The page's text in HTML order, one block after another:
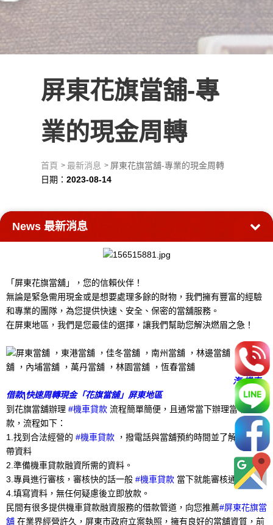
屏東花旗當舖-專
業的現金周轉
首頁 最新消息
屏東花旗當舖-專業的現金周轉
日期：2023-08-14
News 最新消息
「屏東花旗當舖」，您的信賴伙伴！
無論是緊急需用現金或是想要處理多餘的財物，我們擁有豐富的經驗
和專業的團隊，為您提供快速、安全、保密的當舖服務。
在屏東地區，我們是您最佳的選擇，讓我們幫助您解決燃眉之急！
汽 機車
借款|快速周轉現金「花旗當舖」屏東地區
到花旗當舖辦理 #機車貸款 流程簡單簡便，且通常當下辦理當下撥
款，流程如下：
1.找到合法經營的 #機車貸款 ，撥電話與當舖預約時間並了解所需攜
帶資料
2.準備機車貸款融資所需的資料。
3.專員進行審核，審核快的話一般 #機車貸款 當下就能審核通過。
4.填寫資料，無任何疑慮後立即放款。
民間有很多提供機車貸款融資服務的借款管道，向您推薦#屏東花旗當
舖 在業界經營許久，屏東市政府立案執照，擁有良好的當舖資質，前